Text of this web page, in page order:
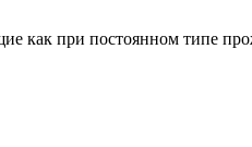
как при постоянном типе